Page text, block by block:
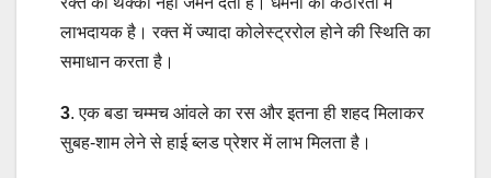
लाभदायक है। रक्त में ज्यादा कोलेस्ट्ररोल होने की स्थिति का
समाधान करता है।
3. एक बडा चम्मच आंवले का रस और इतना ही शहद मिलाकर
सुबह-शाम लेने से हाई ब्लड प्रेशर में लाभ मिलता है।